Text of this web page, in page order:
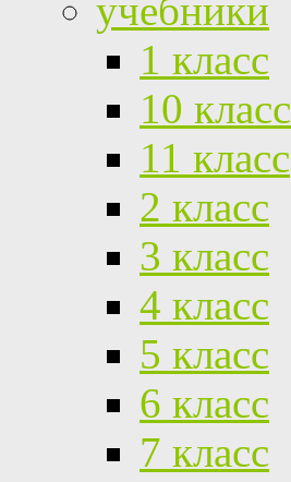
учебники
1 класс
10 класс
11 класс
2 класс
3 класс
4 класс
5 класс
6 класс
7 класс